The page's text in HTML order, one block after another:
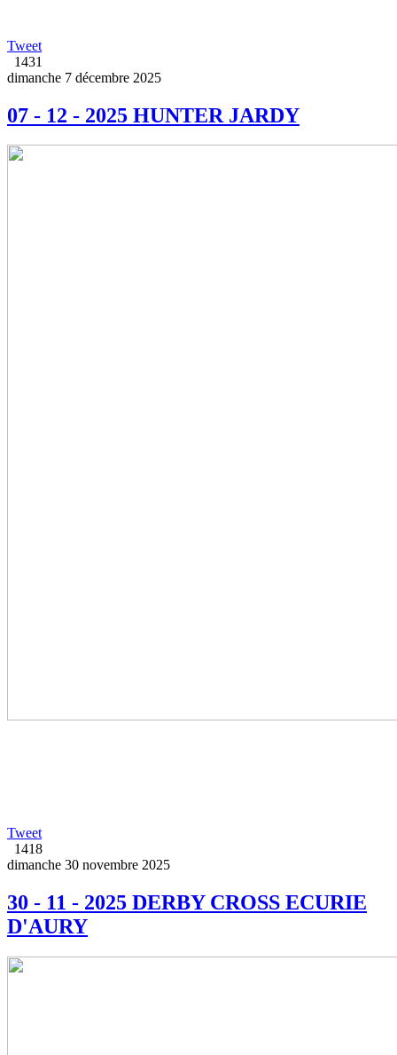
Tweet
1431
dimanche 7 décembre 2025
07 - 12 - 2025 HUNTER JARDY
Tweet
1418
dimanche 30 novembre 2025
30 - 11 - 2025 DERBY CROSS ECURIE
D'AURY